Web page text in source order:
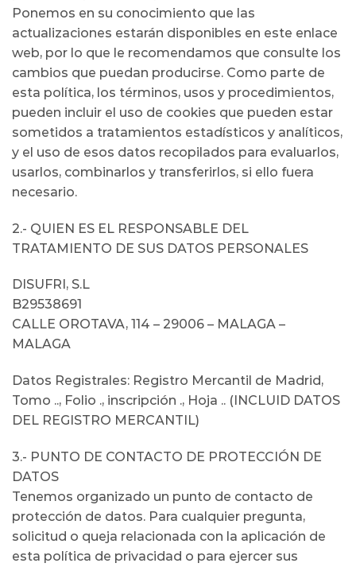
Ponemos en su conocimiento que las
actualizaciones estarán disponibles en este enlace
web, por lo que le recomendamos que consulte los
cambios que puedan producirse. Como parte de
esta política, los términos, usos y procedimientos,
pueden incluir el uso de cookies que pueden estar
sometidos a tratamientos estadísticos y analíticos,
y el uso de esos datos recopilados para evaluarlos,
usarlos, combinarlos y transferirlos, si ello fuera
necesario.
2.- QUIEN ES EL RESPONSABLE DEL
TRATAMIENTO DE SUS DATOS PERSONALES
DISUFRI, S.L
B29538691
CALLE OROTAVA, 114 – 29006 – MALAGA –
MALAGA
Datos Registrales: Registro Mercantil de Madrid,
Tomo .., Folio ., inscripción ., Hoja .. (INCLUID DATOS
DEL REGISTRO MERCANTIL)
3.- PUNTO DE CONTACTO DE PROTECCIÓN DE
DATOS
Tenemos organizado un punto de contacto de
protección de datos. Para cualquier pregunta,
solicitud o queja relacionada con la aplicación de
esta política de privacidad o para ejercer sus